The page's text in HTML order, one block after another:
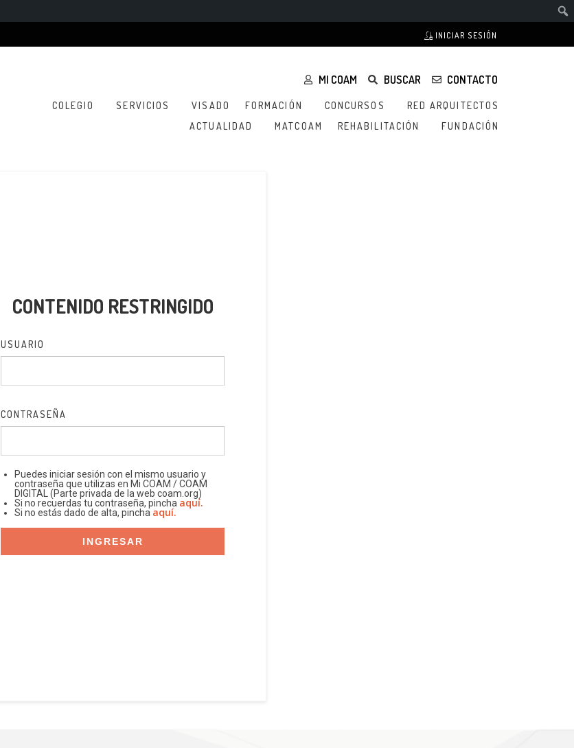
INICIAR SESIÓN
MI COAM BUSCAR CONTACTO
COLEGIO SERVICIOS VISADO FORMACIÓN CONCURSOS
RED ARQUITECTOS
ACTUALIDAD
MATCOAM REHABILITACIÓN FUNDACIÓN
CONTENIDO RESTRINGIDO
USUARIO
CONTRASEÑA
Puedes iniciar sesión con el mismo usuario y
contraseña que utilizas en Mi COAM / COAM
DIGITAL (Parte privada de la web coam.org)
Si no recuerdas tu contraseña, pincha aquí.
Si no estás dado de alta, pincha aquí.